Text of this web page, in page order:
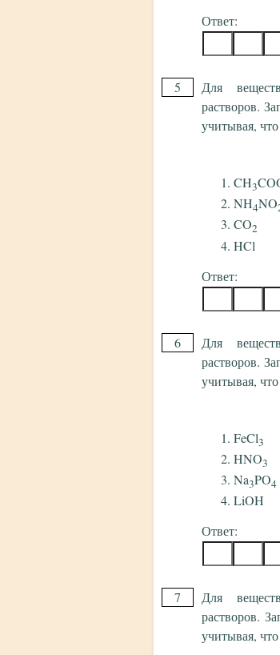
Ответ:
5
Для
растворов.
учитывая,
CH3
NH4NO
CO2
HCl
Ответ:
6
Для
растворов.
учитывая,
FeCl3
HNO3
Na3PO4
LiOH
Ответ:
7
Для
растворов.
учитывая,